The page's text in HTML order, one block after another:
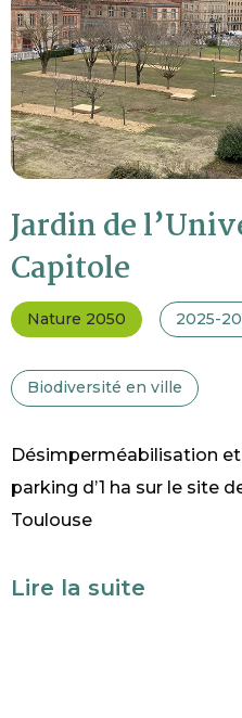
Jardin de
Capitole
Nature 2050 2025-
Biodiversité en ville
Désimperméabilisation
parking d’1 ha sur le site
Toulouse
Lire la suite